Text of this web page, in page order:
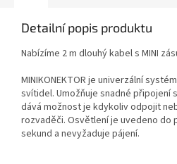
Detailní popis produktu
Nabízíme 2 m dlouhý kabel s MINI
MINIKONEKTOR je univerzální
svítidel. Umožňuje snadné připojení
dává možnost je kdykoliv odpojit
rozvaděči. Osvětlení je uvedeno do
sekund a nevyžaduje pájení.